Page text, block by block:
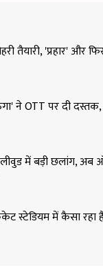
तैयारी, 'प्रहार' और
ने OTT पर दी
में बड़ी छलांग,
स्टेडियम में कैसा रहा